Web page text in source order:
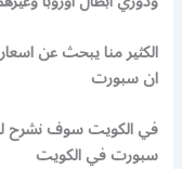
الكثير منا يبحث عن
ان سبورت
في الكويت سوف نشرح
سبورت في الكويت